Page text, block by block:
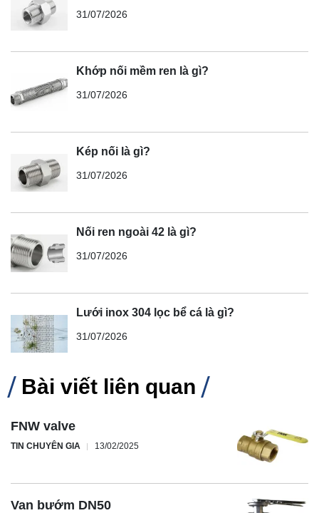
31/07/2026
Khớp nối mềm ren là gì?
31/07/2026
Kép nối là gì?
31/07/2026
Nối ren ngoài 42 là gì?
31/07/2026
Lưới inox 304 lọc bể cá là gì?
31/07/2026
Bài viết liên quan
FNW valve
TIN CHUYÊN GIA 13/02/2025
Van bướm DN50